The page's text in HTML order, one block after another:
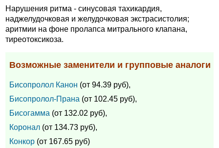
Нарушения ритма - синусовая тахикардия,
наджелудочковая и желудочковая экстрасистолия;
аритмии на фоне пролапса митрального клапана,
тиреотоксикоза.
Возможные заменители и групповые аналоги
Бисопролол Канон (от 94.39 руб),
Бисопролол-Прана (от 102.45 руб),
Бисогамма (от 132.02 руб),
Коронал (от 134.73 руб),
Конкор (от 167.65 руб)